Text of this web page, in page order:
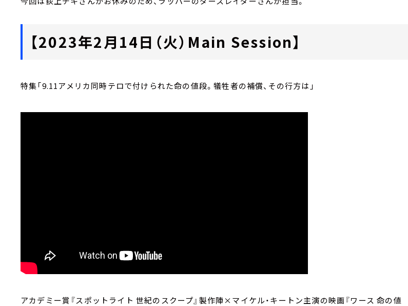
【2023年2月14日（火）Main Session】
特集「9.11アメリカ同時テロで付けられた命の値段。犠牲者の補償、その行方は」
アカデミー賞『スポットライト 世紀のスクープ』製作陣×マイケル・キートン主演の映画『ワース 命の値